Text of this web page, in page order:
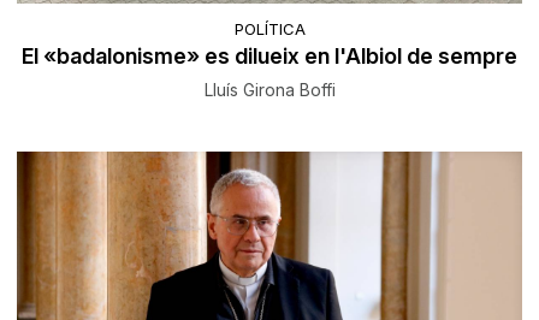
POLÍTICA
El «badalonisme» es dilueix en l'Albiol de sempre
Lluís Girona Boffi